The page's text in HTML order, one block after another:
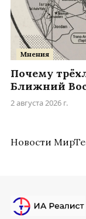
Мнения
Почему
Ближний
2 августа 2026 г.
Новости